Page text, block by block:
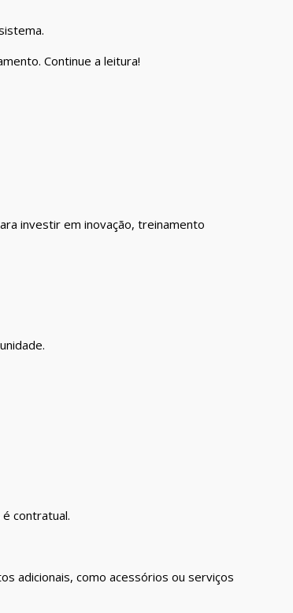
Continue a leitura!
investir em inovação, treinamento
contratual.
adicionais, como acessórios ou serviços